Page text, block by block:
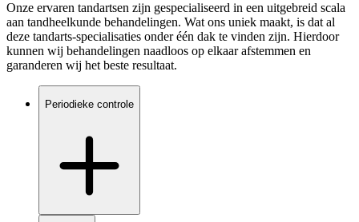
Onze ervaren tandartsen zijn gespecialiseerd in een uitgebreid scala
aan tandheelkunde behandelingen. Wat ons uniek maakt, is dat al
deze tandarts-specialisaties onder één dak te vinden zijn. Hierdoor
kunnen wij behandelingen naadloos op elkaar afstemmen en
garanderen wij het beste resultaat.
Periodieke controle